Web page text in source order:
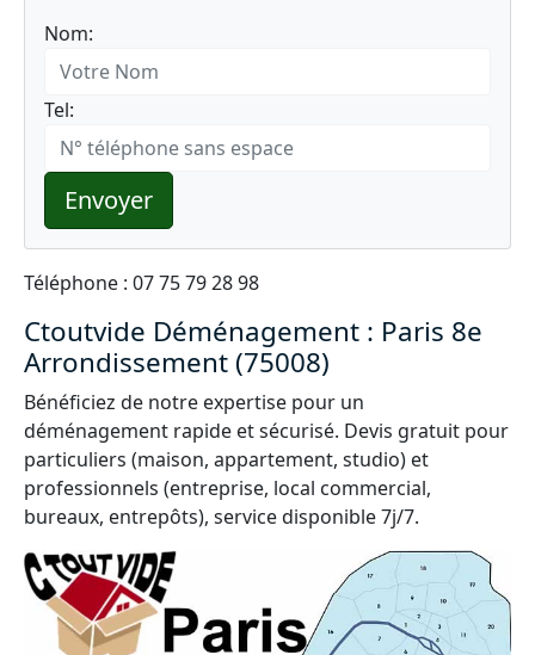
Nom:
Tel:
Envoyer
Téléphone : 07 75 79 28 98
Ctoutvide Déménagement : Paris 8e
Arrondissement (75008)
Bénéficiez de notre expertise pour un
déménagement rapide et sécurisé. Devis gratuit pour
particuliers (maison, appartement, studio) et
professionnels (entreprise, local commercial,
bureaux, entrepôts), service disponible 7j/7.